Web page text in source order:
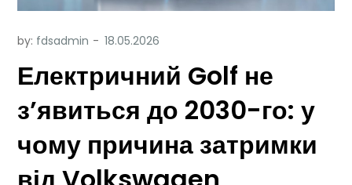
by: fdsadmin
Електричний Golf не
з’явиться до 2030-го: у
чому причина затримки